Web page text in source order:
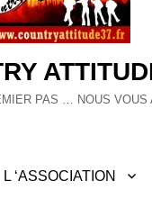
PAS … NOUS VOUS
L ‘ASSOCIATION